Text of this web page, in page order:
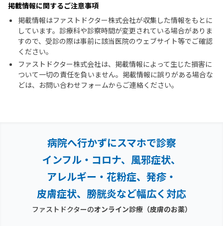
掲載情報に関するご注意事項
掲載情報はファストドクター株式会社が収集した情報をもとに
しています。診療科や診察時間が変更されている場合がありま
すので、受診の際は事前に該当医院のウェブサイト等でご確認
ください。
ファストドクター株式会社は、掲載情報によって生じた損害に
ついて一切の責任を負いません。掲載情報に誤りがある場合な
どは、お問い合わせフォームからご連絡ください。
病院へ行かずにスマホで診察
インフル・コロナ、風邪症状、
アレルギー・花粉症、 発疹・
皮膚症状、膀胱炎など幅広く対応
ファストドクターのオンライン診療（皮膚のお薬）